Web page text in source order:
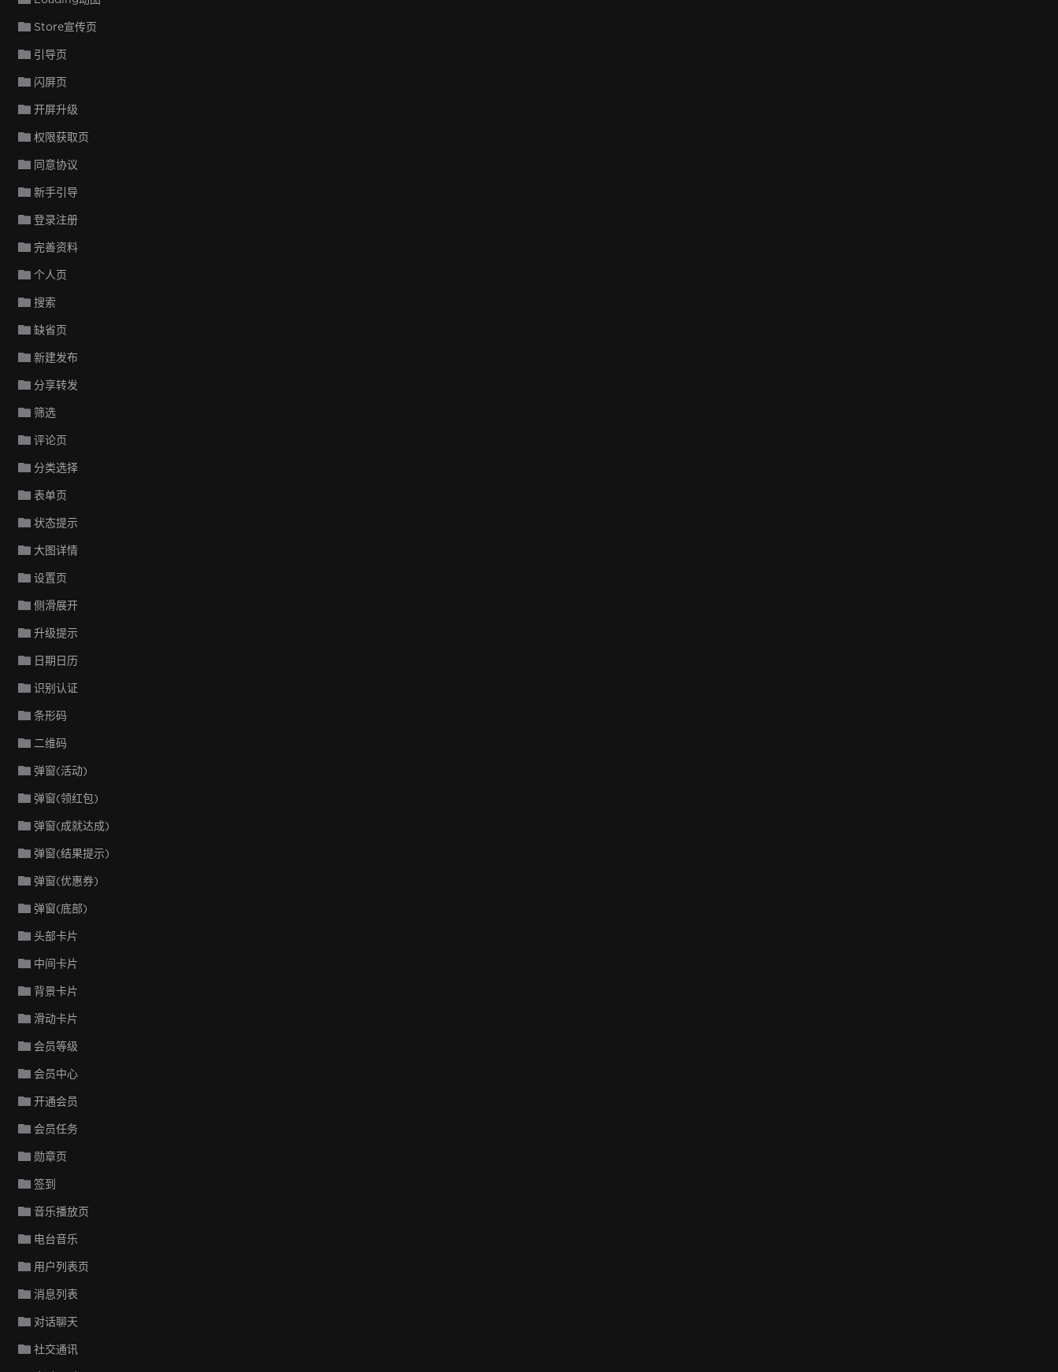
Store宣传页
引导页
闪屏页
开屏升级
权限获取页
同意协议
新手引导
登录注册
完善资料
个人页
搜索
缺省页
新建发布
分享转发
筛选
评论页
分类选择
表单页
状态提示
大图详情
设置页
侧滑展开
升级提示
日期日历
识别认证
条形码
二维码
弹窗(活动)
弹窗(领红包)
弹窗(成就达成)
弹窗(结果提示)
弹窗(优惠券)
弹窗(底部)
头部卡片
中间卡片
背景卡片
滑动卡片
会员等级
会员中心
开通会员
会员任务
勋章页
签到
音乐播放页
电台音乐
用户列表页
消息列表
对话聊天
社交通讯